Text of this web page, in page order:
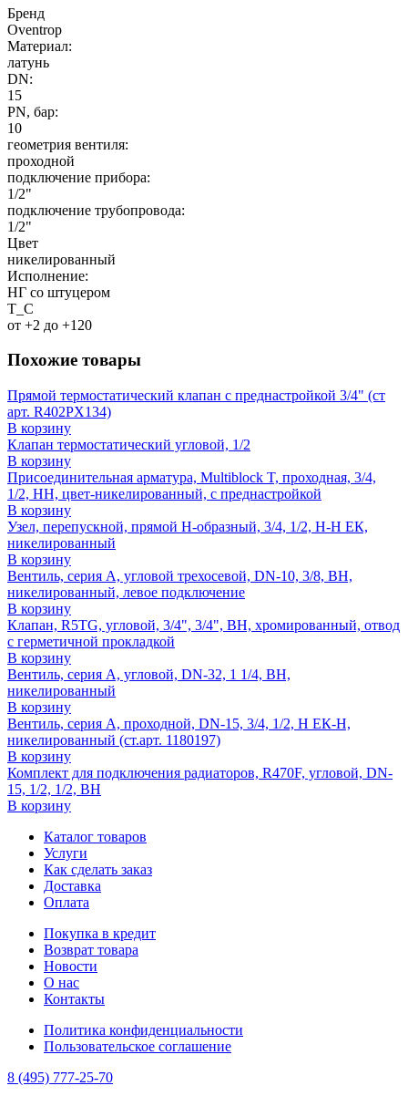
Бренд
Oventrop
Материал:
латунь
DN:
15
PN, бар:
10
геометрия вентиля:
проходной
подключение прибора:
1/2"
подключение трубопровода:
1/2"
Цвет
никелированный
Исполнение:
НГ со штуцером
T_C
от +2 до +120
Похожие товары
Прямой термостатический клапан с преднастройкой 3/4" (ст
арт. R402PX134)
В корзину
Клапан термостатический угловой, 1/2
В корзину
Присоединительная арматура, Multiblock T, проходная, 3/4,
1/2, НН, цвет-никелированный, с преднастройкой
В корзину
Узел, перепускной, прямой H-образный, 3/4, 1/2, Н-Н ЕК,
никелированный
В корзину
Вентиль, серия A, угловой трехосевой, DN-10, 3/8, ВН,
никелированный, левое подключение
В корзину
Клапан, R5TG, угловой, 3/4", 3/4", ВН, хромированный, отвод
с герметичной прокладкой
В корзину
Вентиль, серия A, угловой, DN-32, 1 1/4, ВН,
никелированный
В корзину
Вентиль, серия A, проходной, DN-15, 3/4, 1/2, Н ЕК-Н,
никелированный (ст.арт. 1180197)
В корзину
Комплект для подключения радиаторов, R470F, угловой, DN-
15, 1/2, 1/2, ВН
В корзину
Каталог товаров
Услуги
Как сделать заказ
Доставка
Оплата
Покупка в кредит
Возврат товара
Новости
О нас
Контакты
Политика конфиденциальности
Пользовательское соглашение
8 (495) 777-25-70